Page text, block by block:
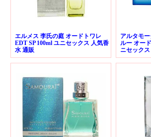
エルメス 李氏の庭 オードトワレ
EDT SP 100ml ユニセックス 人気香
水 通販
アルタモ
ルー オー
ニセック